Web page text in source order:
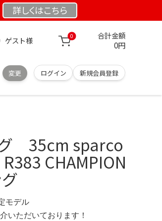
詳しくはこちら
ゲスト様 0 合計金額
0円
変更 ログイン 新規会員登録
35cm sparco
CHAMPION
モデル
いただいております！